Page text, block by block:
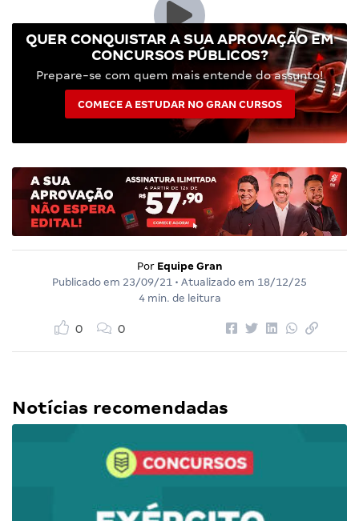
QUER CONQUISTAR A SUA APROVAÇÃO EM
CONCURSOS PÚBLICOS?
Prepare-se com quem mais entende do assunto!
COMECE A ESTUDAR NO GRAN CURSOS
Por Equipe Gran
Publicado em 23/09/21 • Atualizado em 18/12/25
4 min. de leitura
0 0
Notícias recomendadas